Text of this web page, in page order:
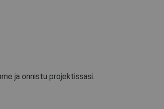
ja onnistu projektissasi.